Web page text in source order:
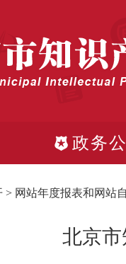
政务
> 网站年度报表和网站
北京